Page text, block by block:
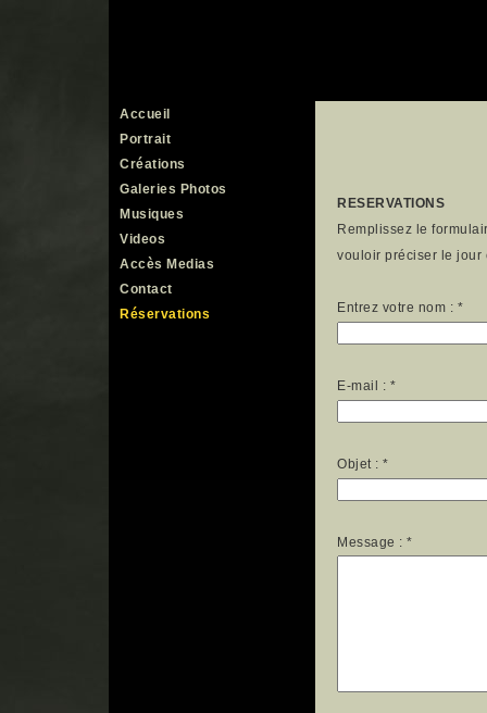
Accueil
Portrait
Créations
Galeries Photos
Musiques
Videos
Accès Medias
Contact
Réservations
RESERVATIONS
Remplissez le
vouloir préciser le jour
Entrez votre nom : *
E-mail : *
Objet : *
Message : *